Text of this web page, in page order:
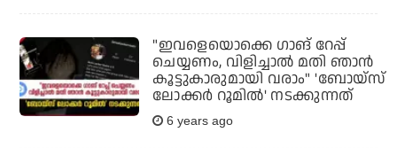
"ഇവളെയൊക്കെ ഗാങ് റേപ്പ്
ചെയ്യണം, വിളിച്ചാല്‍ മതി ഞാന്‍
കൂട്ടുകാരുമായി വരാം" 'ബോയ്‌സ്
ലോക്കര്‍ റൂമില്‍' നടക്കുന്നത്
6 years ago